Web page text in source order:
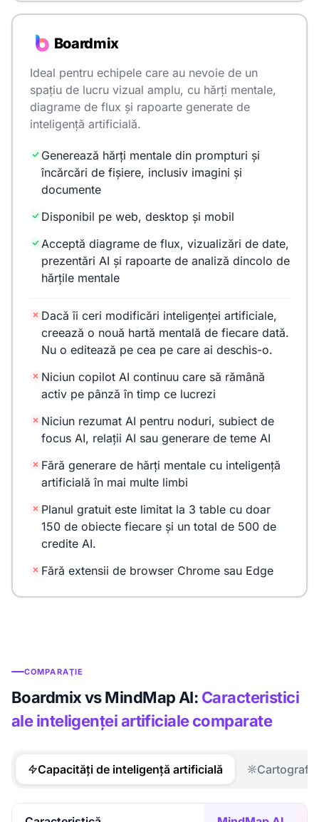
Boardmix
Ideal pentru echipele care au nevoie de un
spațiu de lucru vizual amplu, cu hărți mentale,
diagrame de flux și rapoarte generate de
inteligență artificială.
Generează hărți mentale din prompturi și
încărcări de fișiere, inclusiv imagini și
documente
Disponibil pe web, desktop și mobil
Acceptă diagrame de flux, vizualizări de date,
prezentări AI și rapoarte de analiză dincolo de
hărțile mentale
Dacă îi ceri modificări inteligenței artificiale,
creează o nouă hartă mentală de fiecare dată.
Nu o editează pe cea pe care ai deschis-o.
Niciun copilot AI continuu care să rămână
activ pe pânză în timp ce lucrezi
Niciun rezumat AI pentru noduri, subiect de
focus AI, relații AI sau generare de teme AI
Fără generare de hărți mentale cu inteligență
artificială în mai multe limbi
Planul gratuit este limitat la 3 table cu doar
150 de obiecte fiecare și un total de 500 de
credite AI.
Fără extensii de browser Chrome sau Edge
COMPARAŢIE
Boardmix vs MindMap AI: Caracteristici
ale inteligenței artificiale comparate
Capacități de inteligență artificială